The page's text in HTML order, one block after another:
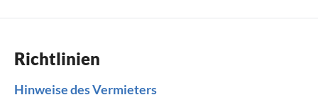
Richtlinien
Hinweise des Vermieters